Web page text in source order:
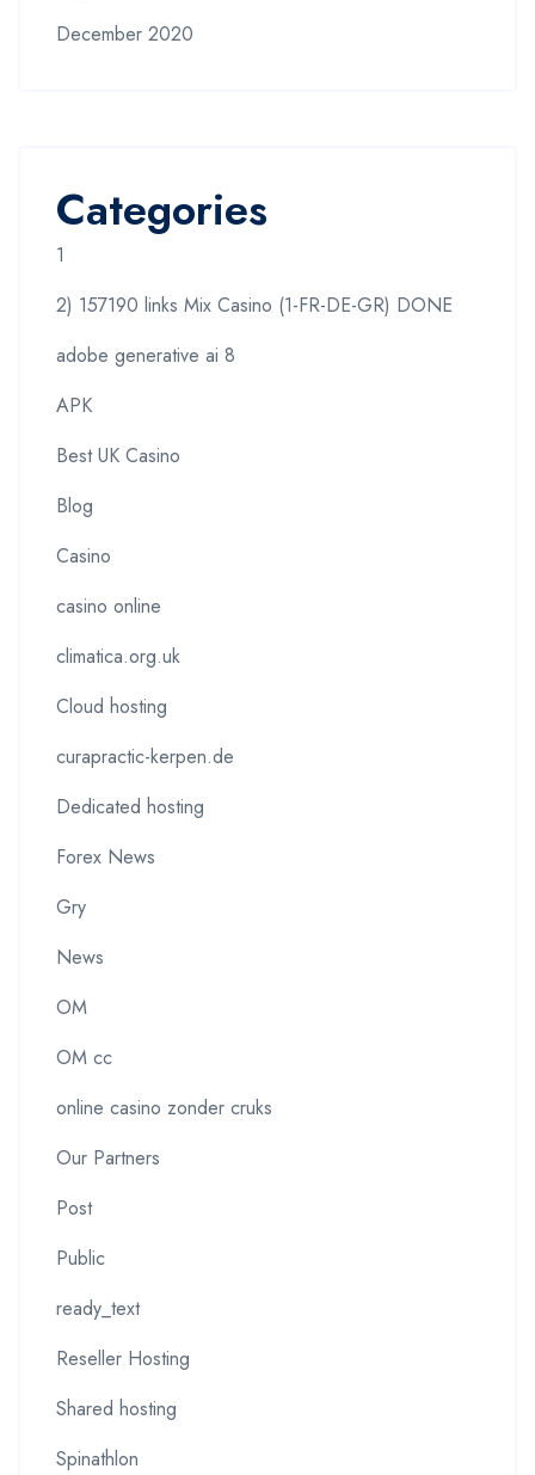
December 2020
Categories
1
2) 157190 links Mix Casino (1-FR-DE-GR) DONE
adobe generative ai 8
APK
Best UK Casino
Blog
Casino
casino online
climatica.org.uk
Cloud hosting
curapractic-kerpen.de
Dedicated hosting
Forex News
Gry
News
OM
OM cc
online casino zonder cruks
Our Partners
Post
Public
ready_text
Reseller Hosting
Shared hosting
Spinathlon